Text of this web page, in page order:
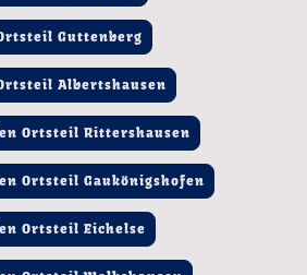
Guttenberg
Albertshausen
Ortsteil Rittershausen
Ortsteil Gaukönigshofen
Ortsteil Eichelse